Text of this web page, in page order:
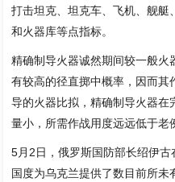
打击坦克、坦克车、飞机、舰艇
和火器库等点指标。
精确制导火器诚然期间较一般
有较高的径直掷中概率，因而其
导的火器比拟，精确制导火器
量小，所需作战用度远远低于老
5月2日，俄罗斯国防部长绍伊
国度为乌克兰提供了数目前所